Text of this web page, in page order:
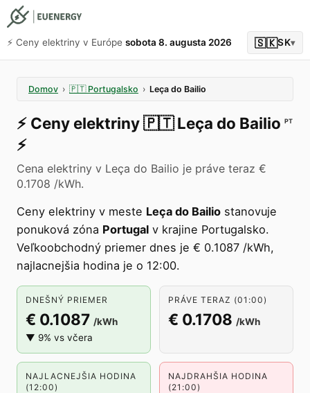
⚡️ Ceny elektriny v Európe sobota 8. augusta 2026 🇸🇰SK▾
Domov › 🇵🇹 Portugalsko › Leça do Bailio
⚡️ Ceny elektriny🇵🇹 Leça do Bailio PT
⚡️
Cena elektriny v Leça do Bailio je práve teraz €
0.1708 /kWh.
Ceny elektriny v meste Leça do Bailio stanovuje
ponuková zóna Portugal v krajine Portugalsko.
Veľkoobchodný priemer dnes je € 0.1087 /kWh,
najlacnejšia hodina je o 12:00.
DNEŠNÝ PRIEMER
€ 0.1087 /kWh
▼ 9% vs včera
PRÁVE TERAZ (01:00)
€ 0.1708 /kWh
NAJLACNEJŠIA HODINA
(12:00)
NAJDRAHŠIA HODINA
(21:00)